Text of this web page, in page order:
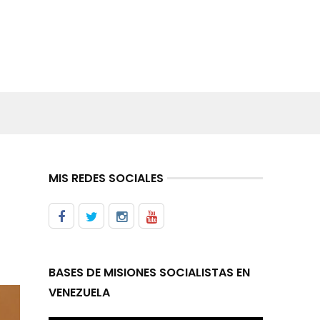
MIS REDES SOCIALES
BASES DE MISIONES SOCIALISTAS EN
VENEZUELA